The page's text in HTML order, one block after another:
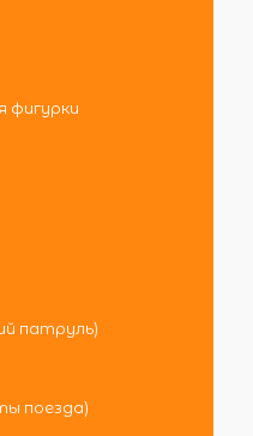
фигурки
патруль)
поезда)